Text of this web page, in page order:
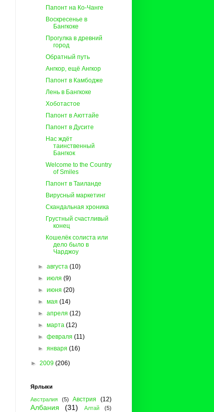
Папонт на Ко-Чанге
Воскресенье в
Бангкоке
Прогулка в древний
город
Обратный путь
Ангкор, ещё Ангкор
Папонт в Камбодже
Лень в Бангкоке
Хоботастое
Папонт в Аюттайе
Папонт в Дусите
Нас ждёт
таинственный
Бангкок
Welcome to the Country
of Smiles
Папонт в Таиланде
Вирусный маркетинг
Скандальная хроника
Грустный счастливый
конец
Кошелёк солиста или
дело было в
Чарджоу
►августа(10)
►июля(9)
►июня(20)
►мая(14)
►апреля(12)
►марта(12)
►февраля(11)
►января(16)
► 2009 (206)
Ярлыки
Австралия (5) Австрия (12)
Албания (31) Алтай (5)